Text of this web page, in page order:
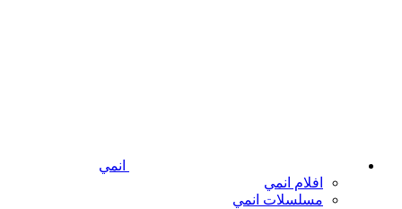
انمي
افلام انمي
مسلسلات انمي